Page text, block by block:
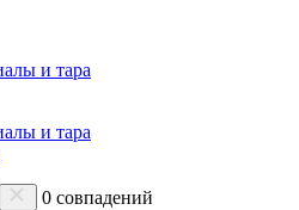
и тара
и тара
0 совпадений